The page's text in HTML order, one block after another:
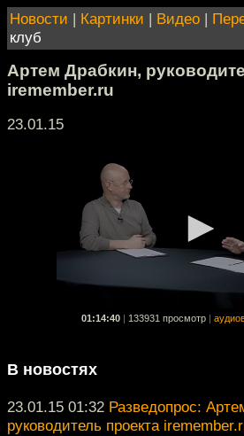
Новости | Картинки | Видео |
клуб
Артем Драбкин,
iremember.ru
23.01.15
01:14:40 133931 просмотр
В новостях
23.01.15 01:32 Разведопрос:
руководитель проекта